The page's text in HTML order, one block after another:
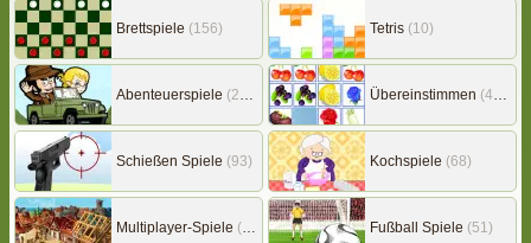
Brettspiele (156) Tetris (10)
Abenteuerspiele (217) Übereinstimmen (453)
Schießen Spiele (93) Kochspiele (68)
Multiplayer-Spiele (149) Fußball Spiele (51)